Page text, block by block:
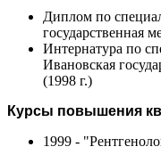
Диплом по
государственная
Интернатура по
Ивановская
(1998 г.)
Курсы повышения
1999 -